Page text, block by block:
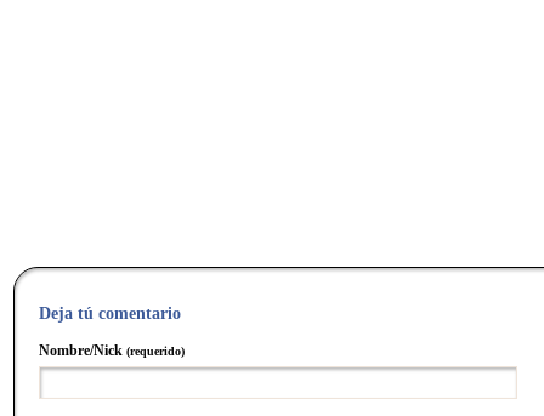
Deja tú comentario
Nombre/Nick (requerido)